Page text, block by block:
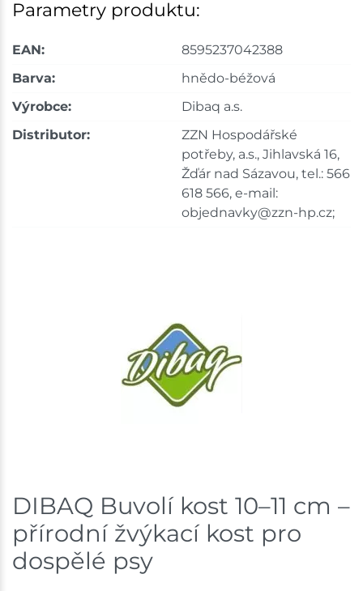
Skladem na prodejně - doručení do 7 dnů
Velké Meziříčí
Skladem na prodejně - doručení do 7 dnů
29 ks
8 ks
Skladem na prodejně - doručení do 7 dnů
Skladem na prodejně - doručení do 7 dnů
Parametry produktu:
EAN:
8595237042388
Barva:
hnědo-béžová
Výrobce:
Dibaq a.s.
Distributor:
ZZN Hospodářské
potřeby, a.s., Jihlavská 16,
Žďár nad Sázavou, tel.: 566
618 566, e-mail:
objednavky@zzn-hp.cz;
DIBAQ Buvolí kost 10–11 cm –
přírodní žvýkací kost pro
dospělé psy